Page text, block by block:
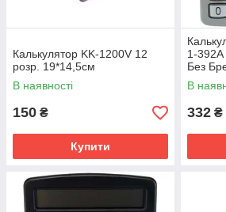
Калькулятор KK-1200V 12
розр. 19*14,5см
В наявності
150 ₴
Купити
1-
Без
В
332 ₴